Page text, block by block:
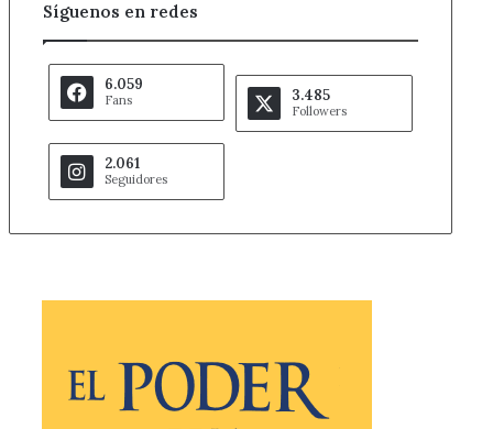
Síguenos en redes
6.059
Fans 3.485
Followers
2.061
Seguidores